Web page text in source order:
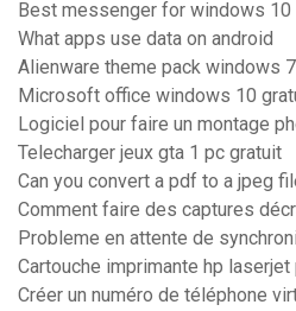
Best messenger for windows 10
What apps use data on android
Alienware theme pack windows
Microsoft office windows 10
Logiciel pour faire un montage
Telecharger jeux gta 1 pc gratuit
Can you convert a pdf to a jpeg
Comment faire des captures
Probleme en attente de
Cartouche imprimante hp laserjet
Créer un numéro de téléphone